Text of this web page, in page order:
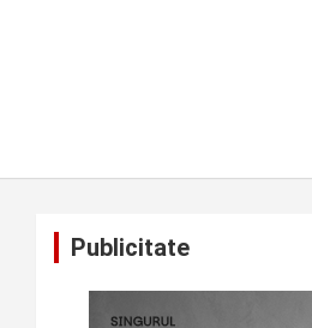
Publicitate